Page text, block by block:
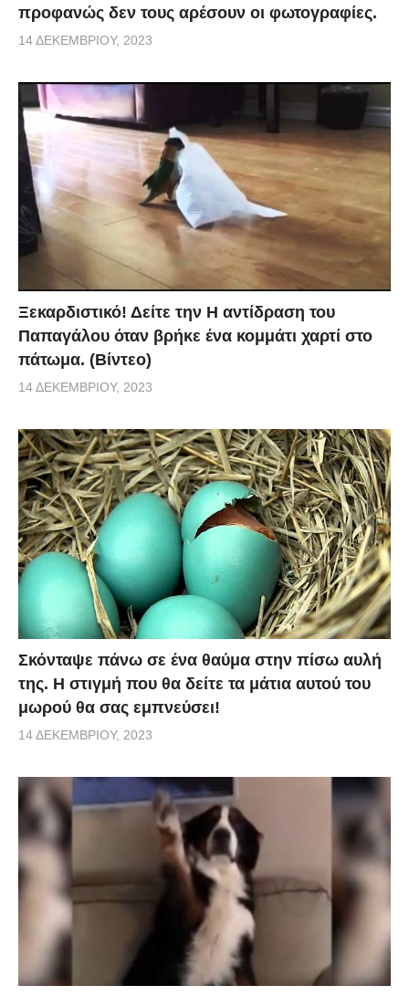
προφανώς δεν τους αρέσουν οι φωτογραφίες.
14 ΔΕΚΕΜΒΡΊΟΥ, 2023
Ξεκαρδιστικό! Δείτε την Η αντίδραση του
Παπαγάλου όταν βρήκε ένα κομμάτι χαρτί στο
πάτωμα. (Βίντεο)
14 ΔΕΚΕΜΒΡΊΟΥ, 2023
Σκόνταψε πάνω σε ένα θαύμα στην πίσω αυλή
της. Η στιγμή που θα δείτε τα μάτια αυτού του
μωρού θα σας εμπνεύσει!
14 ΔΕΚΕΜΒΡΊΟΥ, 2023